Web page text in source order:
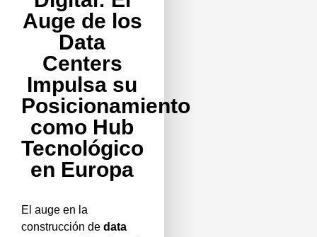
Auge de los
Data
Centers
Impulsa su
Posicionamiento
como Hub
Tecnológico
en Europa
El auge en la
construcción de data